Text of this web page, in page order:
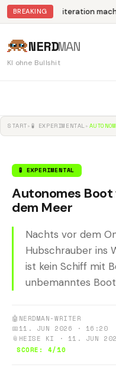
BREAKING Abliteration
NERDMAN
KI ohne Bullshit
START▸ 🧪 EXPERIMENTAL▸
🧪 EXPERIMENTAL
Autonomes
dem Meer
Nachts vor dem
Hubschrauber ins
ist kein Schiff mit
unbemanntes
🤖 NERDMAN-WRITER
📅11. JUN 2026 · 16:20
📎 HEISE KI · 11. JUN
SCORE: 4/10